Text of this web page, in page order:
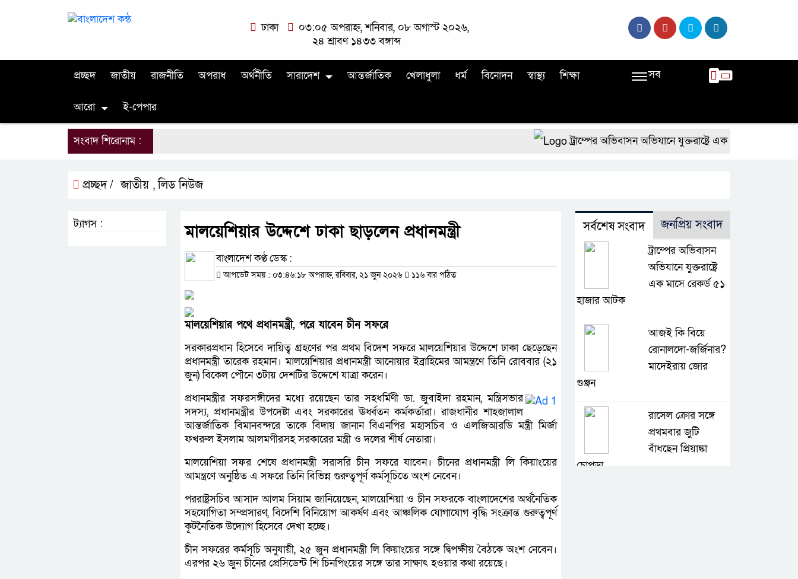
ঢাকা
০৩:০৫ অপরাহ্ন, শনিবার, ০৮ অগাস্ট ২০২৬,
২৪ শ্রাবণ ১৪৩৩ বঙ্গাব্দ
প্রচ্ছদ জাতীয় রাজনীতি অপরাধ অর্থনীতি সারাদেশ আন্তর্জাতিক খেলাধুলা ধর্ম বিনোদন স্বাস্থ্য শিক্ষা
আরো ই-পেপার
সব
সংবাদ শিরোনাম : ট্রাম্পের অভিবাসন অভিযানে যুক্তরাষ্ট্রে এক মাসে রেকর্ড ৫১
প্রচ্ছদ / জাতীয় ,লিড নিউজ
মালয়েশিয়ার উদ্দেশে ঢাকা ছাড়লেন প্রধানমন্ত্রী
বাংলাদেশ কণ্ঠ ডেস্ক :
আপডেট সময় : ০৩:৪৬:১৮ অপরাহ্ন, রবিবার, ২১ জুন ২০২৬ ১১৬ বার পঠিত
মালয়েশিয়ার পথে প্রধানমন্ত্রী, পরে যাবেন চীন সফরে
সরকারপ্রধান হিসেবে দায়িত্ব গ্রহণের পর প্রথম বিদেশ সফরে মালয়েশিয়ার উদ্দেশে ঢাকা ছেড়েছেন
প্রধানমন্ত্রী তারেক রহমান। মালয়েশিয়ার প্রধানমন্ত্রী আনোয়ার ইব্রাহিমের আমন্ত্রণে তিনি রোববার (২১
জুন) বিকেল পৌনে ৩টায় দেশটির উদ্দেশে যাত্রা করেন।
প্রধানমন্ত্রীর সফরসঙ্গীদের মধ্যে রয়েছেন তার সহধর্মিণী ডা. জুবাইদা রহমান, মন্ত্রিসভার
সদস্য, প্রধানমন্ত্রীর উপদেষ্টা এবং সরকারের ঊর্ধ্বতন কর্মকর্তারা। রাজধানীর শাহজালাল
আন্তর্জাতিক বিমানবন্দরে তাকে বিদায় জানান বিএনপির মহাসচিব ও এলজিআরডি মন্ত্রী মির্জা
ফখরুল ইসলাম আলমগীরসহ সরকারের মন্ত্রী ও দলের শীর্ষ নেতারা।
মালয়েশিয়া সফর শেষে প্রধানমন্ত্রী সরাসরি চীন সফরে যাবেন। চীনের প্রধানমন্ত্রী লি কিয়াংয়ের
আমন্ত্রণে অনুষ্ঠিত এ সফরে তিনি বিভিন্ন গুরুত্বপূর্ণ কর্মসূচিতে অংশ নেবেন।
পররাষ্ট্রসচিব আসাদ আলম সিয়াম জানিয়েছেন, মালয়েশিয়া ও চীন সফরকে বাংলাদেশের অর্থনৈতিক
সহযোগিতা সম্প্রসারণ, বিদেশি বিনিয়োগ আকর্ষণ এবং আঞ্চলিক যোগাযোগ বৃদ্ধি সংক্রান্ত গুরুত্বপূর্ণ
কূটনৈতিক উদ্যোগ হিসেবে দেখা হচ্ছে।
চীন সফরের কর্মসূচি অনুযায়ী, ২৫ জুন প্রধানমন্ত্রী লি কিয়াংয়ের সঙ্গে দ্বিপক্ষীয় বৈঠকে অংশ নেবেন।
এরপর ২৬ জুন চীনের প্রেসিডেন্ট শি চিনপিংয়ের সঙ্গে তার সাক্ষাৎ হওয়ার কথা রয়েছে।
ট্যাগস : সর্বশেষ সংবাদ জনপ্রিয় সংবাদ
ট্রাম্পের অভিবাসন
অভিযানে যুক্তরাষ্ট্রে
এক মাসে রেকর্ড ৫১
হাজার আটক
আজই কি বিয়ে
রোনালদো-জর্জিনার?
মাদেইরায় জোর
গুঞ্জন
রাসেল ক্রোর সঙ্গে
প্রথমবার জুটি
বাঁধছেন প্রিয়াঙ্কা
চোপড়া